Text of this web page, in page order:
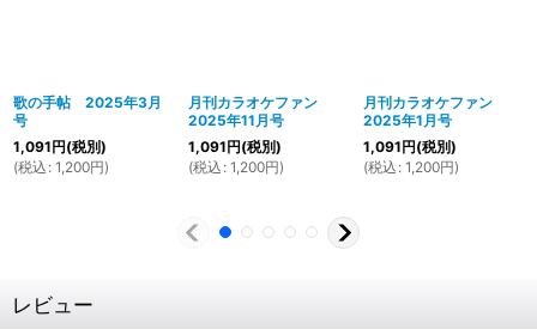
歌の手帖 2025年3月
号
1,091円(税別)
(税込 : 1,200円)
月刊カラオケファン
2025年11月号
1,091円(税別)
(税込 : 1,200円)
月刊カラオケファン
2025年1月号
1,091円(税別)
(税込 : 1,200円)
レビュー